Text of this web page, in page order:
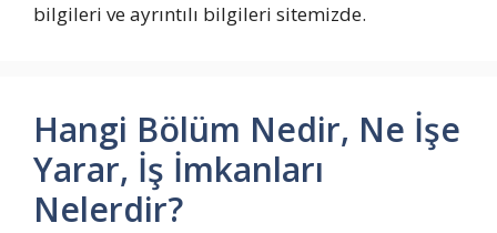
bilgileri ve ayrıntılı bilgileri sitemizde.
Hangi Bölüm Nedir, Ne İşe
Yarar, İş İmkanları
Nelerdir?